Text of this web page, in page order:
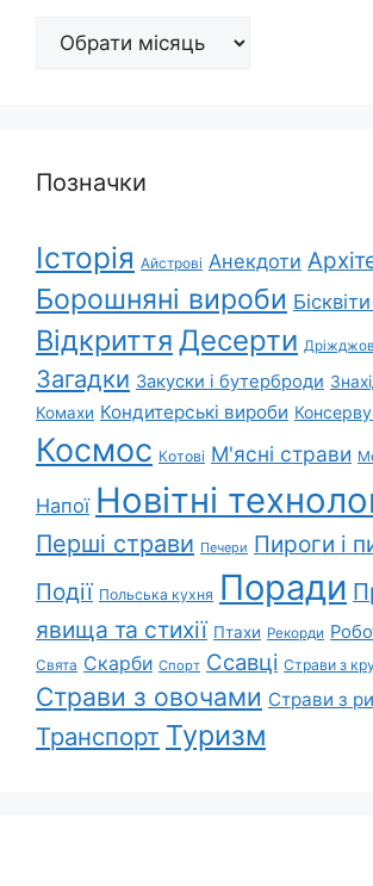
Архіви
Позначки
Історія Айстрові Анекдоти
Борошняні вироби
Відкриття Десерти
Загадки Закуски і бутерброди
Комахи Кондитерські вироби
Космос Котові М'ясні страви
Напої Новітні
Перші страви Печери Пироги і
Події Польська кухня Поради
явища та стихії Птахи Рекорди
Свята Скарби Спорт Ссавці Страви з
Страви з овочами Страви з
Транспорт Туризм